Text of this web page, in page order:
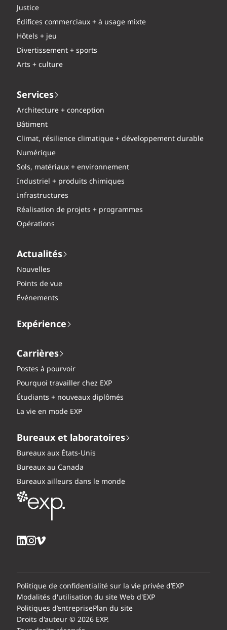
Justice
Édifices commerciaux + à usage mixte
Hôtels + jeu
Divertissement + sports
Arts + culture
Services
Architecture + conception
Bâtiment
Climat, résilience climatique + développement durable
Numérique
Sols, matériaux + environnement
Industriel + produits chimiques
Infrastructures
Réalisation de projets + programmes
Opérations
Actualités
Nouvelles
Points de vue
Événements
Expérience
Carrières
Postes à pourvoir
Pourquoi travailler chez EXP
Étudiants + nouveaux diplômés
La vie en mode EXP
Bureaux et laboratoires
Bureaux aux États-Unis
Bureaux au Canada
Bureaux ailleurs dans le monde
Droits d'auteur © 2026 EXP.
Politique de confidentialité sur la vie privée d’EXP
Modalités d'utilisation du site Web d'EXP
Politiques d’entreprisePlan du site